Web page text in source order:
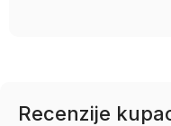
Recenzije